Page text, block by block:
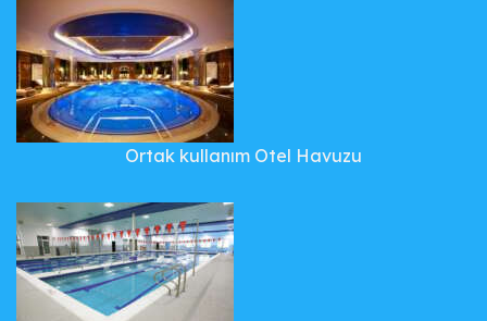
Ortak kullanım Otel Havuzu